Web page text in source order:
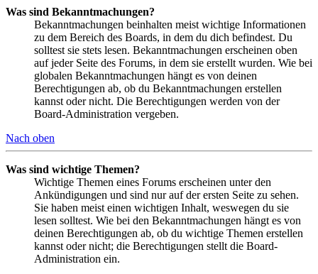
Was sind Bekanntmachungen?
Bekanntmachungen beinhalten meist wichtige Informationen
zu dem Bereich des Boards, in dem du dich befindest. Du
solltest sie stets lesen. Bekanntmachungen erscheinen oben
auf jeder Seite des Forums, in dem sie erstellt wurden. Wie bei
globalen Bekanntmachungen hängt es von deinen
Berechtigungen ab, ob du Bekanntmachungen erstellen
kannst oder nicht. Die Berechtigungen werden von der
Board-Administration vergeben.
Nach oben
Was sind wichtige Themen?
Wichtige Themen eines Forums erscheinen unter den
Ankündigungen und sind nur auf der ersten Seite zu sehen.
Sie haben meist einen wichtigen Inhalt, weswegen du sie
lesen solltest. Wie bei den Bekanntmachungen hängt es von
deinen Berechtigungen ab, ob du wichtige Themen erstellen
kannst oder nicht; die Berechtigungen stellt die Board-
Administration ein.